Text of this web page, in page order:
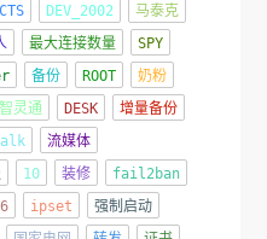
DEV_2002
马泰克
最大连接数量
SPY
备份 ROOT
奶粉
灵通 DESK
增量备份
流媒体
10 装修
fail2ban
ipset
强制启动